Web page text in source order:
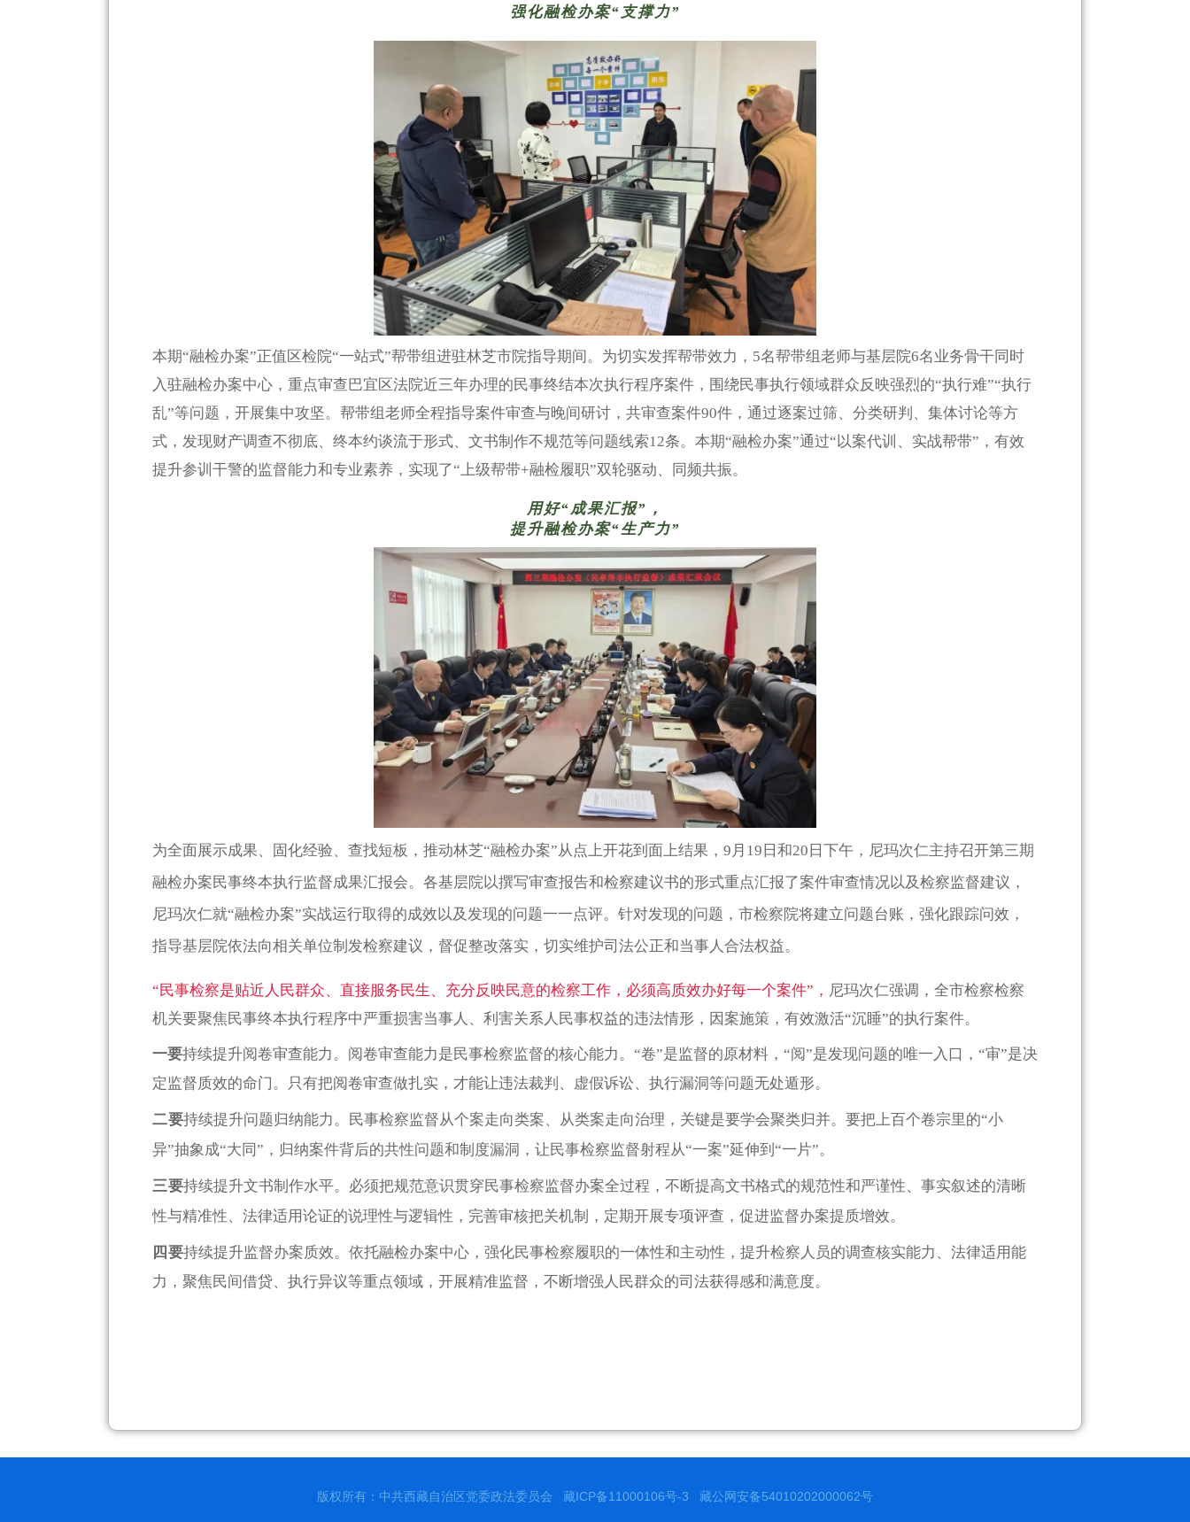
强化融检办案“支撑力”
本期“融检办案”正值区检院“一站式”帮带组进驻林芝市院指导期间。为切实发挥帮带效力，5名帮带组老师与基层院6名业务骨干同时
入驻融检办案中心，重点审查巴宜区法院近三年办理的民事终结本次执行程序案件，围绕民事执行领域群众反映强烈的“执行难”“执行
乱”等问题，开展集中攻坚。帮带组老师全程指导案件审查与晚间研讨，共审查案件90件，通过逐案过筛、分类研判、集体讨论等方
式，发现财产调查不彻底、终本约谈流于形式、文书制作不规范等问题线索12条。本期“融检办案”通过“以案代训、实战帮带”，有效
提升参训干警的监督能力和专业素养，实现了“上级帮带+融检履职”双轮驱动、同频共振。
用好“成果汇报”，
提升融检办案“生产力”
为全面展示成果、固化经验、查找短板，推动林芝“融检办案”从点上开花到面上结果，9月19日和20日下午，尼玛次仁主持召开第三期
融检办案民事终本执行监督成果汇报会。各基层院以撰写审查报告和检察建议书的形式重点汇报了案件审查情况以及检察监督建议，
尼玛次仁就“融检办案”实战运行取得的成效以及发现的问题一一点评。针对发现的问题，市检察院将建立问题台账，强化跟踪问效，
指导基层院依法向相关单位制发检察建议，督促整改落实，切实维护司法公正和当事人合法权益。
“民事检察是贴近人民群众、直接服务民生、充分反映民意的检察工作，必须高质效办好每一个案件”， 尼玛次仁强调，全市检察检察
机关要聚焦民事终本执行程序中严重损害当事人、利害关系人民事权益的违法情形，因案施策，有效激活“沉睡”的执行案件。
一要持续提升阅卷审查能力。阅卷审查能力是民事检察监督的核心能力。“卷”是监督的原材料，“阅”是发现问题的唯一入口，“审”是决
定监督质效的命门。只有把阅卷审查做扎实，才能让违法裁判、虚假诉讼、执行漏洞等问题无处遁形。
二要持续提升问题归纳能力。民事检察监督从个案走向类案、从类案走向治理，关键是要学会聚类归并。要把上百个卷宗里的“小
异”抽象成“大同”，归纳案件背后的共性问题和制度漏洞，让民事检察监督射程从“一案”延伸到“一片”。
三要持续提升文书制作水平。必须把规范意识贯穿民事检察监督办案全过程，不断提高文书格式的规范性和严谨性、事实叙述的清晰
性与精准性、法律适用论证的说理性与逻辑性，完善审核把关机制，定期开展专项评查，促进监督办案提质增效。
四要持续提升监督办案质效。依托融检办案中心，强化民事检察履职的一体性和主动性，提升检察人员的调查核实能力、法律适用能
力，聚焦民间借贷、执行异议等重点领域，开展精准监督，不断增强人民群众的司法获得感和满意度。
版权所有：中共西藏自治区党委政法委员会 藏ICP备11000106号-3 藏公网安备54010202000062号